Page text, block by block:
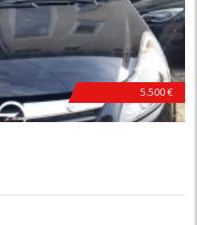
5.500 €